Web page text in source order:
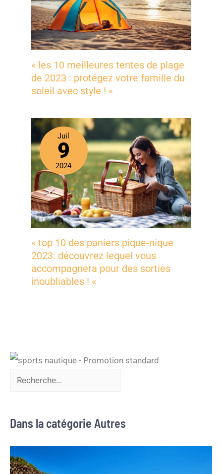
« les 10 meilleures tentes de plage
de 2023 : protégez votre famille du
soleil avec style ! «
Juil
9
2024
« top 10 des paniers pique-nique
2023: découvrez lequel vous
accompagnera pour des sorties
inoubliables ! «
Dans la catégorie Autres